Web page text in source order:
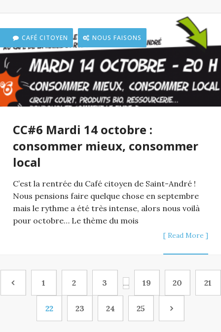
CAFÉ CITOYEN NOUS FAISONS
CC#6 Mardi 14 octobre :
consommer mieux, consommer
local
C’est la rentrée du Café citoyen de Saint-André !
Nous pensions faire quelque chose en septembre
mais le rythme a été très intense, alors nous voilà
pour octobre… Le thème du mois
[ Read More ]
1 2 3 … 19 20 21
22 23 24 25